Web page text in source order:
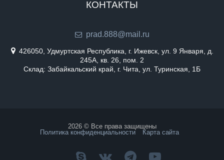
КОНТАКТЫ
prad.888@mail.ru
426050, Удмуртская Республика, г. Ижевск, ул. 9 Января, д.
245А, кв. 26, пом. 2
Склад: Забайкальский край, г. Чита, ул. Туринская, 1Б
2026 © Все права защищены
Политика конфиденциальности
Карта сайта